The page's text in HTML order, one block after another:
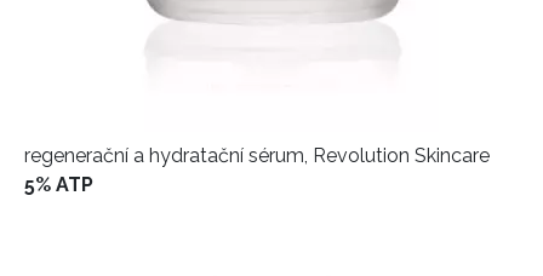
regenerační a hydratační sérum, Revolution Skincare
5% ATP